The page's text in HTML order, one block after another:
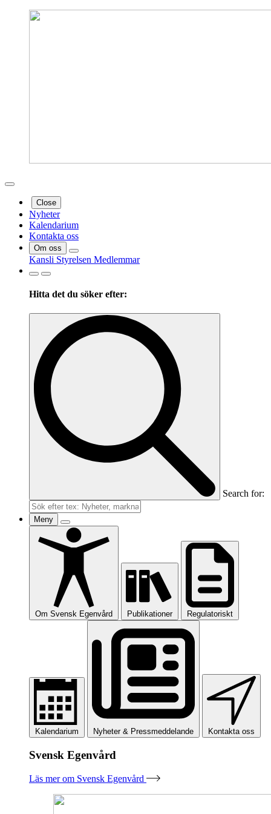
Close
Nyheter
Kalendarium
Kontakta oss
Om oss
Kansli Styrelsen Medlemmar
Hitta det du söker efter:
Search for:
Meny
Om Svensk Egenvård Publikationer Regulatoriskt
Kalendarium Nyheter & Pressmeddelande Kontakta oss
Svensk Egenvård
Läs mer om Svensk Egenvård